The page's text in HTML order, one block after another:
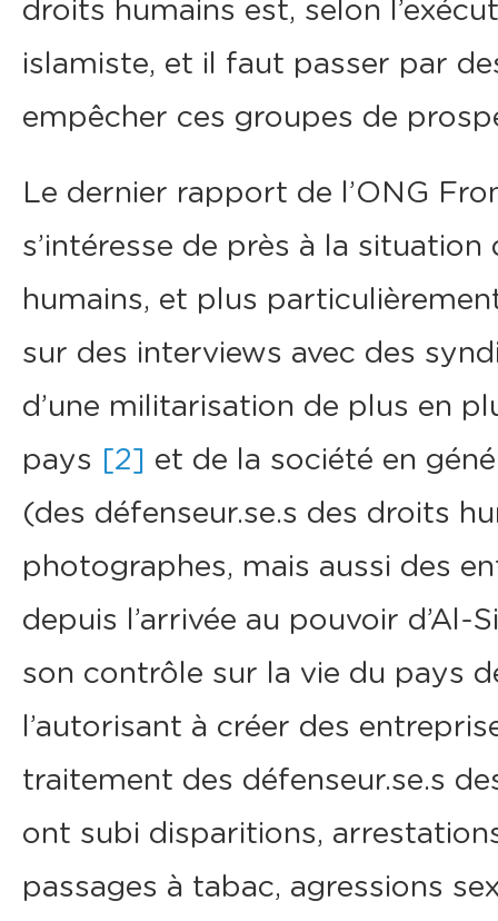
droits humains est, selon
islamiste, et il faut passer par
empêcher ces groupes de
Le dernier rapport de l’ONG
s’intéresse de près à la
humains, et plus
sur des interviews avec des
d’une militarisation de plus en
pays [2] et de la société en
(des défenseur.se.s des droits
photographes, mais aussi des
depuis l’arrivée au pouvoir d’Al-
son contrôle sur la vie du pays
l’autorisant à créer des
traitement des défenseur.se.s
ont subi disparitions,
passages à tabac, agressions